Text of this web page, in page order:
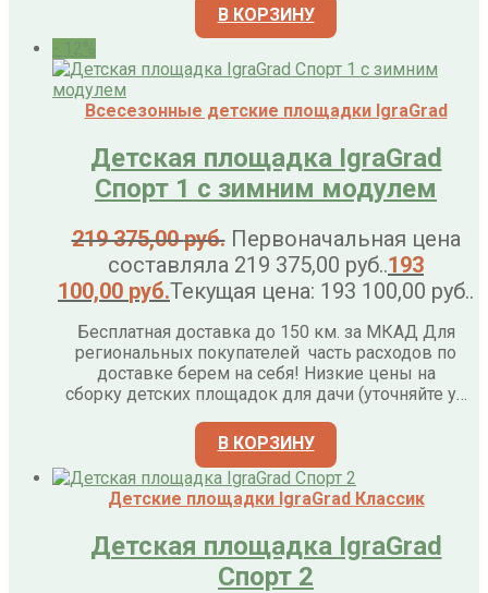
В КОРЗИНУ
Всесезонные детские площадки IgraGrad
Детская площадка IgraGrad
Спорт 1 с зимним модулем
219 375,00руб. Первоначальная цена
составляла 219 375,00 руб..193
100,00 руб.Текущая цена: 193 100,00 руб..
Бесплатная доставка до 150 км. за МКАД Для
региональных покупателей часть расходов по
доставке берем на себя! Низкие цены на
сборку детских площадок для дачи (уточняйте у…
В КОРЗИНУ
Детские площадки IgraGrad Классик
Детская площадка IgraGrad
Спорт 2